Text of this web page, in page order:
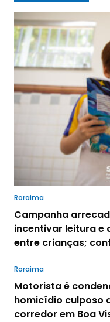
Roraima
Campanha
incentivar leitura e
entre crianças;
Roraima
Motorista é
homicídio culposo
corredor em Boa